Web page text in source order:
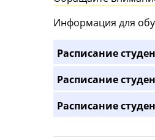
Информация для
Расписание
Расписание
Расписание